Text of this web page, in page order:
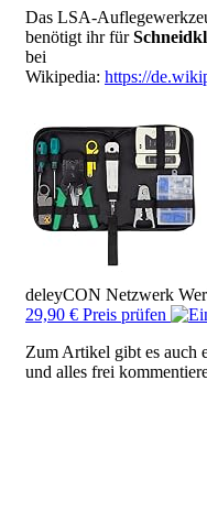
Das LSA-
benötigt ihr für
bei
Wikipedia: https://
deleyCON Netzwerk
29,90 € Preis prüfen
Zum Artikel gibt es auch
und alles frei